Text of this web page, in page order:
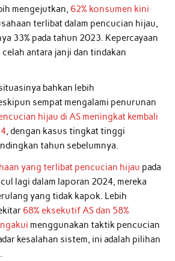
mengejutkan, 62% konsumen kini
terlibat dalam pencucian hijau,
33% pada tahun 2023. Kepercayaan
antara janji dan tindakan
bahkan lebih
sempat mengalami penurunan
hijau di AS meningkat kembali
, dengan kasus tingkat tinggi
tahun sebelumnya.
yang terlibat pencucian hijau pada
lagi dalam laporan 2024, mereka
yang tidak kapok. Lebih
68% eksekutif AS dan 58%
menggunakan taktik pencucian
kesalahan sistem, ini adalah pilihan